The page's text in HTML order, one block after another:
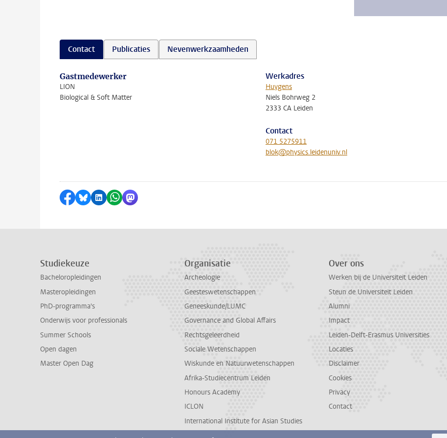
Contact Publicaties Nevenwerkzaamheden
Gastmedewerker
LION
Biological & Soft Matter
Werkadres
Huygens
Niels Bohrweg 2
2333 CA Leiden
Contact
071 5275911
blok@physics.leidenuniv.nl
Delen op Facebook
Delen via Bluesky
Delen op LinkedIn
Delen via WhatsApp
Delen via Mastodon
Studiekeuze
Bacheloropleidingen
Masteropleidingen
PhD-programma's
Onderwijs voor professionals
Summer Schools
Open dagen
Master Open Dag
Organisatie
Archeologie
Geesteswetenschappen
Geneeskunde/LUMC
Governance and Global Affairs
Rechtsgeleerdheid
Sociale Wetenschappen
Wiskunde en Natuurwetenschappen
Afrika-Studiecentrum Leiden
Honours Academy
ICLON
International Institute for Asian Studies
Over ons
Werken bij de Universiteit Leiden
Steun de Universiteit Leiden
Alumni
Impact
Leiden-Delft-Erasmus Universities
Locaties
Disclaimer
Cookies
Privacy
Contact